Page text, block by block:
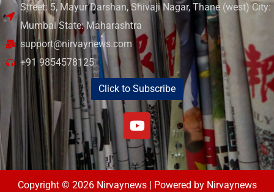
Street: 5, Mayur Darshan, Shivaji Nagar, Thane (west) City:
Mumbai State: Maharashtra
support@nirvaynews.com
+91 9854578125
Click to Subscribe
Copyright © 2026 Nirvaynews | Powered by Nirvaynews